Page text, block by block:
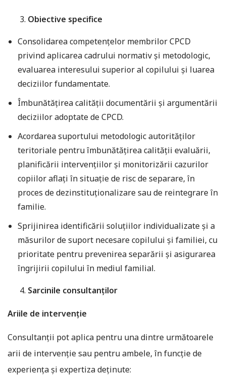
Obiective specifice
Consolidarea competențelor membrilor CPCD
privind aplicarea cadrului normativ și metodologic,
evaluarea interesului superior al copilului și luarea
deciziilor fundamentate.
Îmbunătățirea calității documentării și argumentării
deciziilor adoptate de CPCD.
Acordarea suportului metodologic autorităților
teritoriale pentru îmbunătățirea calității evaluării,
planificării intervențiilor și monitorizării cazurilor
copiilor aflați în situație de risc de separare, în
proces de dezinstituționalizare sau de reintegrare în
familie.
Sprijinirea identificării soluțiilor individualizate și a
măsurilor de suport necesare copilului și familiei, cu
prioritate pentru prevenirea separării și asigurarea
îngrijirii copilului în mediul familial.
Sarcinile consultanților
Ariile de intervenție
Consultanții pot aplica pentru una dintre următoarele
arii de intervenție sau pentru ambele, în funcție de
experiența și expertiza deținute: